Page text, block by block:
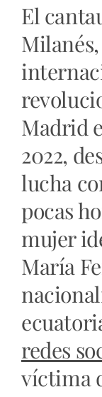
El
Madrid
2022,
lucha
pocas
mujer
María
redes
víctima